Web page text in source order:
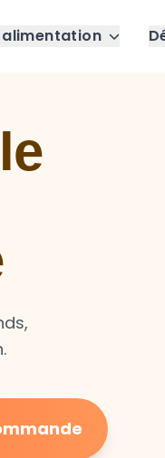
alimentation